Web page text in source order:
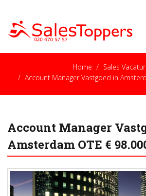
Home
Sales
Account Manager Vastgoed in
Account Manager
Amsterdam OTE €